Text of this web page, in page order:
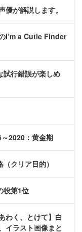
が解説します。
I’m a Cutie Finder
試行錯誤が楽しめ
2020：黄金期
クリア目的）
役第1位
わく、とけて】白
イラスト画像まと